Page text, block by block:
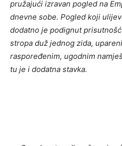
pružajući izravan pogled na
dnevne sobe. Pogled koji
dodatno je podignut
stropa duž jednog zida,
raspoređenim, ugodnim
tu je i dodatna stavka.